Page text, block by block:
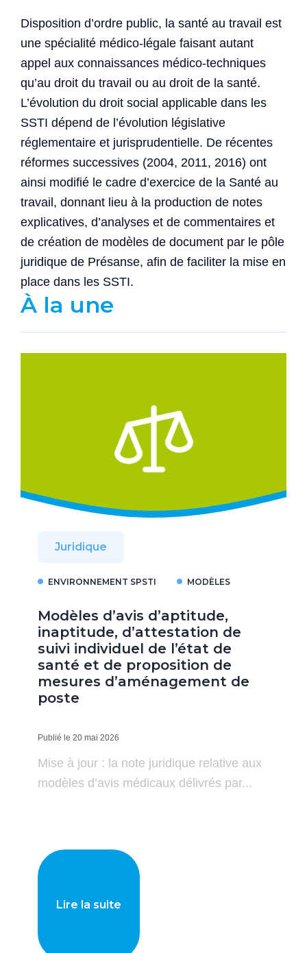
Disposition d’ordre public, la santé au travail est
une spécialité médico-légale faisant autant
appel aux connaissances médico-techniques
qu’au droit du travail ou au droit de la santé.
L’évolution du droit social applicable dans les
SSTI dépend de l’évolution législative
réglementaire et jurisprudentielle. De récentes
réformes successives (2004, 2011, 2016) ont
ainsi modifié le cadre d’exercice de la Santé au
travail, donnant lieu à la production de notes
explicatives, d’analyses et de commentaires et
de création de modèles de document par le pôle
juridique de Présanse, afin de faciliter la mise en
place dans les SSTI.
À la une
Juridique
ENVIRONNEMENT SPSTI MODÈLES
Modèles d’avis d’aptitude,
inaptitude, d’attestation de
suivi individuel de l’état de
santé et de proposition de
mesures d’aménagement de
poste
Publié le 20 mai 2026
Mise à jour : la note juridique relative aux
modèles d’avis médicaux délivrés par...
Lire la suite